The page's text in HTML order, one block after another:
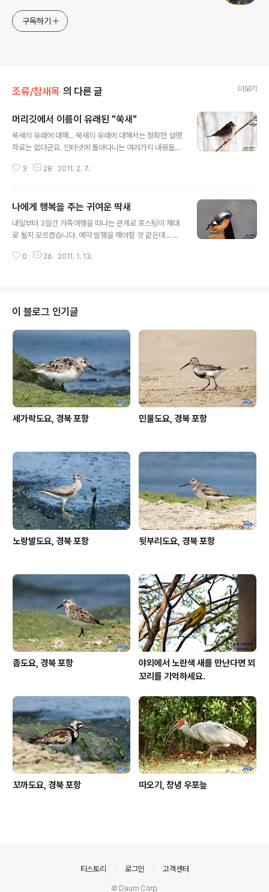
구독하기
조류/참새목 의 다른 글 더보기
머리깃에서 이름이 유래된 "쑥새"
쑥새의 유래에 대해... 쑥새의 유래에 대해서는 정확한 설명
자료는 없더군요. 인터넷에 돌아다니는 여러가지 내용들을
는데 이유가 머리 모양을 쑥과 비슷하다고 생각했던 것 같
과에 속하며, 크기는 15cm로 아주 작은 소형 조류에 속합
니다. 생김새는 참새와 비슷해 보이기도 하지만, 겨울철새
라 겨울에만 관찰됩니다. 수컷의 겨울깃은 여름깃이 머리
와 덤불에 주로 서식하기 때문에 관찰하기가 매우 어렵답
3 28 2011. 2. 7.
나에게 행복을 주는 귀여운 딱새
내일부터 3일간 가족여행을 떠나는 관계로 포스팅이 재대
로 될지 모르겠습니다. 예약 발행을 해야할 것 같은데... 죄
예요. 딱새에 대해서는 대부분의 사람들이 잘 알고 계셔서
위에 자리를 잡았습니다. 저와의 거리는 3m정도로 400m
m로 당기니 바로 앞에 있는 것처럼 보이더군요. ㅎㅎㅎ 너
무 가까워서 가닥가닥의 털까지 보이는 횡재한 사진입니
다 자세를 바꿔줍니다. 아래 사진 4장은 그렇게 촬영된 것
입니다. 눈을 들어 쳐다보는 모습이 정..
0 26 2011. 1. 13.
이 블로그 인기글
세가락도요, 경북 포항 민물도요, 경북 포항
노랑발도요, 경북 포항 뒷부리도요, 경북 포항
좀도요, 경북 포항
야외에서 노란색 새를 만난다면 꾀
꼬리를 기억하세요.
꼬까도요, 경북 포항 따오기, 창녕 우포늪
티스토리 로그인 고객센터
© Daum Corp.